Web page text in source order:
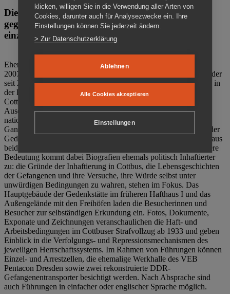
Die Gedenkstätte Zuchthaus Cottbus ist ein Ort
gegen das Vergessen. Anschaulich, nah und
einzigartig.
Ehemalige politische Häftlinge der DDR gründeten im Oktober
2007 den Verein Menschenrechtszentrum Cottbus e. V. (MRZ), der
seit 2011 Eigentümer des ehemaligen Gefängnisses (1860-2002) in
der Bautzener Straße und Träger der Gedenkstätte Zuchthaus
Cottbus ist. Im Zentrum der Arbeit der Gedenkstätte steht die
Auseinandersetzung mit politischem Unrecht während der
nationalsozialistischen Terrorherrschaft und der SED-Diktatur.
Ganzjährig zeigen mehrere Dauer- und Sonderausstellungen in der
Gedenkstätte Zuchthaus Cottbus Beispiele politischen Unrechts aus
beiden deutschen Diktaturen des 20. Jahrhunderts. Eine besondere
Bedeutung kommt dabei Biografien ehemals politisch Inhaftierter
zu: die Gründe der Inhaftierung in Cottbus, die Lebensgeschichten
der Gefangenen und ihre Versuche, ihre Würde selbst unter
unwürdigen Bedingungen zu wahren, stehen im Fokus. Das
Hauptgebäude der Gedenkstätte im früheren Hafthaus I und das
Außengelände mit den Freihöfen laden die Besucherinnen und
Besucher zur selbständigen Erkundung ein. Fotos, Dokumente,
Exponate und Zeichnungen veranschaulichen die Haft- und
Arbeitsbedingungen im Cottbuser Strafvollzug ab 1933 und geben
Einblick in die Verfolgungs- und Repressionsmechanismen des
jeweiligen Herrschaftssystems. Im Rahmen von Führungen können
Einzel- und Arrestzellen, die ehemalige Werkhalle des VEB
Pentacon Dresden sowie zwei rekonstruierte DDR-
Gefangenentransporter besichtigt werden. Nach Absprache sind
auch Führungen in einfacher oder englischer Sprache möglich.
klicken, willigen Sie in die Verwendung aller Arten von
Cookies, darunter auch für Analysezwecke ein. Ihre
Einstellungen können Sie jederzeit ändern.
> Zur Datenschutzerklärung
Ablehnen
Alle Cookies akzeptieren
Einstellungen